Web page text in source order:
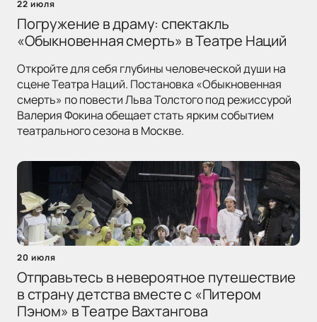
22 июля
Погружение в драму: спектакль
«Обыкновенная смерть» в Театре Наций
Откройте для себя глубины человеческой души на
сцене Театра Наций. Постановка «Обыкновенная
смерть» по повести Льва Толстого под режиссурой
Валерия Фокина обещает стать ярким событием
театрального сезона в Москве.
20 июля
Отправьтесь в невероятное путешествие
в страну детства вместе с «Питером
Пэном» в Театре Вахтангова